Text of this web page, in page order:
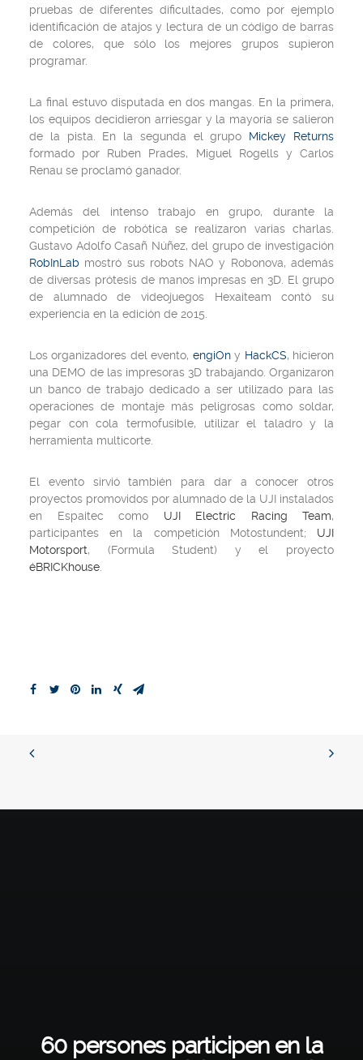
pruebas de diferentes dificultades, como por ejemplo
identificación de atajos y lectura de un código de barras
de colores, que sólo los mejores grupos supieron
programar.
La final estuvo disputada en dos mangas. En la primera,
los equipos decidieron arriesgar y la mayoría se salieron
de la pista. En la segunda el grupo Mickey Returns
formado por Ruben Prades, Miguel Rogells y Carlos
Renau se proclamó ganador.
Además del intenso trabajo en grupo, durante la
competición de robótica se realizaron varias charlas.
Gustavo Adolfo Casañ Núñez, del grupo de investigación
RobInLab mostró sus robots NAO y Robonova, además
de diversas prótesis de manos impresas en 3D. El grupo
de alumnado de videojuegos Hexaiteam contó su
experiencia en la edición de 2015.
Los organizadores del evento, engiOny HackCS, hicieron
una DEMO de las impresoras 3D trabajando. Organizaron
un banco de trabajo dedicado a ser utilizado para las
operaciones de montaje más peligrosas como soldar,
pegar con cola termofusible, utilizar el taladro y la
herramienta multicorte.
El evento sirvió también para dar a conocer otros
proyectos promovidos por alumnado de la UJI instalados
en Espaitec como UJI Electric Racing Team,
participantes en la competición Motostundent; UJI
Motorsport, (Formula Student) y el proyecto
éBRICKhouse
60 persones participen en la